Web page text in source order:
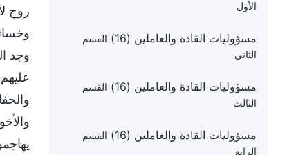
الأول
مسؤوليات القادة والعاملين (16)
القسم
الثاني
مسؤوليات القادة والعاملين (16)
القسم
الثالث
مسؤوليات القادة والعاملين (16)
القسم
الرابع
روح
وجد